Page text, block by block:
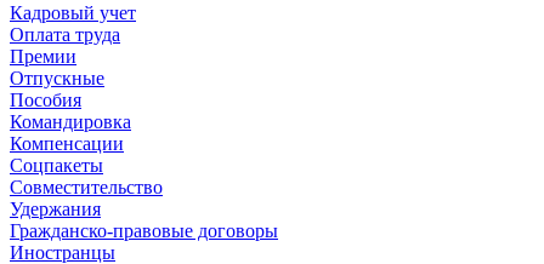
Кадровый учет
Оплата труда
Премии
Отпускные
Пособия
Командировка
Компенсации
Соцпакеты
Совместительство
Удержания
Гражданско-правовые договоры
Иностранцы